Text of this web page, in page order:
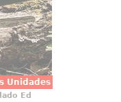
Unidades
está
espacio
visual
Ed